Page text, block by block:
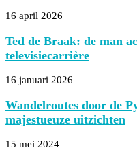
16 april 2026
Ted de Braak: de man
televisiecarrière
16 januari 2026
Wandelroutes door de
majestueuze uitzichten
15 mei 2024